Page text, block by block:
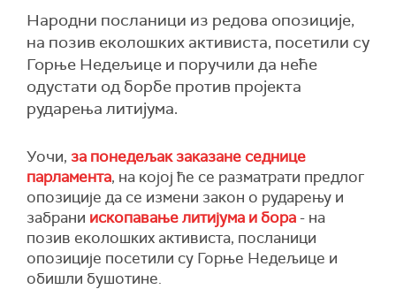
Народни посланици из редова опозиције,
на позив еколошких активиста, посетили су
Горње Недељице и поручили да неће
одустати од борбе против пројекта
рударења литијума.
Уочи, за понедељак заказане седнице
парламента, на којој ће се разматрати предлог
опозиције да се измени закон о рударењу и
забрани ископавање литијума и бора- на
позив еколошких активиста, посланици
опозиције посетили су Горње Недељице и
обишли бушотине.